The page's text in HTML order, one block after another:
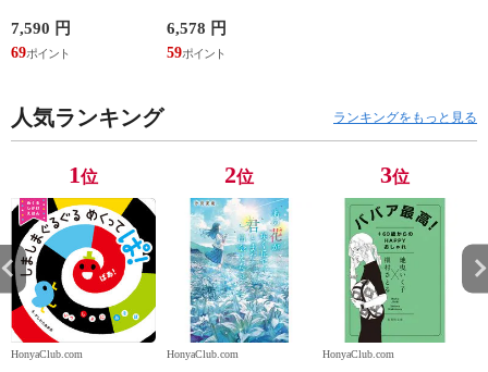
開発、設計・監理、
建設請負 第２版 /富
田裕 小里佳嵩
7,590 円
69
ワシマミワコ
6,578 円
59
人気ランキング ランキングをもっと見る
1位
HonyaClub.com
2位
HonyaClub.com
3位
HonyaClub.com